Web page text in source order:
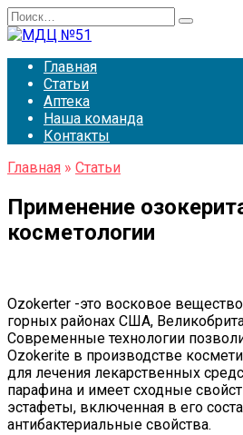
Перейти
к
Search
for:
Главная
Статьи
Аптека
Наша команда
Контакты
Главная » Статьи
Применение
косметологии
Ozokerter -это восковое
горных районах США,
Современные технологии
Ozokerite в производстве
для лечения лекарственных
парафина и имеет сходные
эстафеты, включенная в его
антибактериальные свойства.